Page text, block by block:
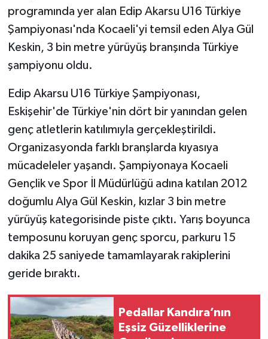
programında yer alan Edip Akarsu U16 Türkiye
Şampiyonası'nda Kocaeli'yi temsil eden Alya Gül
Keskin, 3 bin metre yürüyüş branşında Türkiye
şampiyonu oldu.
Edip Akarsu U16 Türkiye Şampiyonası,
Eskişehir'de Türkiye'nin dört bir yanından gelen
genç atletlerin katılımıyla gerçekleştirildi.
Organizasyonda farklı branşlarda kıyasıya
mücadeleler yaşandı. Şampiyonaya Kocaeli
Gençlik ve Spor İl Müdürlüğü adına katılan 2012
doğumlu Alya Gül Keskin, kızlar 3 bin metre
yürüyüş kategorisinde piste çıktı. Yarış boyunca
temposunu koruyan genç sporcu, parkuru 15
dakika 25 saniyede tamamlayarak rakiplerini
geride bıraktı.
Pedallar Kandıra’nın
Eşsiz Güzelliklerine